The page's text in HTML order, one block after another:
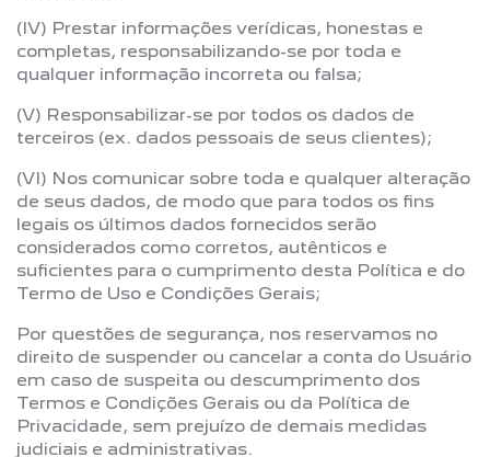
(IV) Prestar informações verídicas, honestas e
completas, responsabilizando-se por toda e
qualquer informação incorreta ou falsa;
(V) Responsabilizar-se por todos os dados de
terceiros (ex. dados pessoais de seus clientes);
(VI) Nos comunicar sobre toda e qualquer alteração
de seus dados, de modo que para todos os fins
legais os últimos dados fornecidos serão
considerados como corretos, autênticos e
suficientes para o cumprimento desta Política e do
Termo de Uso e Condições Gerais;
Por questões de segurança, nos reservamos no
direito de suspender ou cancelar a conta do Usuário
em caso de suspeita ou descumprimento dos
Termos e Condições Gerais ou da Política de
Privacidade, sem prejuízo de demais medidas
judiciais e administrativas.